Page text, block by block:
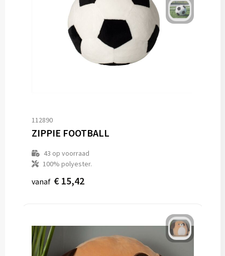
112890
ZIPPIE FOOTBALL
43 op voorraad
100% polyester.
vanaf € 15,42